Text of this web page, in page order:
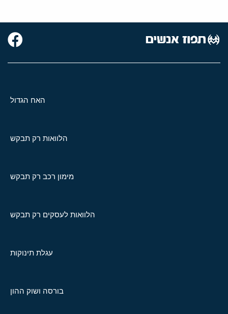
האח הגדול
הלוואות רק תבקש
מימון רכב רק תבקש
הלוואות לעסקים רק תבקש
עגלת תינוקות
בורסה ושוק ההון